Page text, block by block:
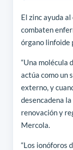
El zinc ayuda
combaten
órgano linfoide
“Una molécula
actúa como un
externo, y
desencadena
renovación y
Mercola.
“Los ionóforos